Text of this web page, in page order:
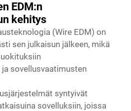
EDM:n
kehitys
(Wire EDM) on
sen julkaisun jälkeen, mikä
sovellusvaatimusten
syntyivät
sovelluksiin, joissa